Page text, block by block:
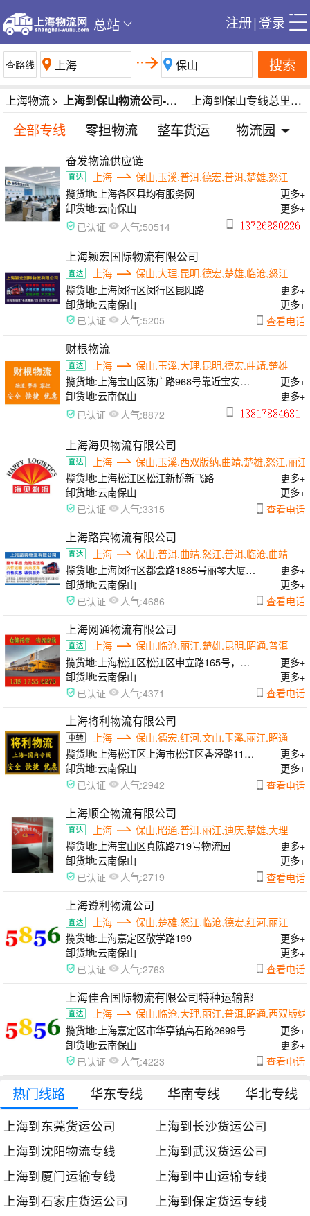
总站 注册|登录
搜索
上海到保山专线总里程2900公里
上海物流> 上海到保山物流公司-上海到保山货运公司-上海到保山专线运输公司
全部专线 零担物流 整车货运 物流园
奋发物流供应链
上海
保山,玉溪,普洱,德宏,普洱,楚雄,怒江
揽货地: 上海各区县均有服务网
更多+
卸货地:云南保山 更多+
已认证 人气:50514
上海颖宏国际物流有限公司
上海
保山,大理,昆明,德宏,楚雄,临沧,怒江
揽货地: 上海闵行区闵行区昆阳路
更多+
卸货地:云南保山 更多+
已认证 人气:5205 查看电话
财根物流
上海
保山,玉溪,大理,昆明,德宏,曲靖,楚雄
揽货地: 上海宝山区陈广路968号靠近宝安公
路
更多+
卸货地:云南保山 更多+
已认证 人气:8872
上海海贝物流有限公司
上海
保山,玉溪,西双版纳,曲靖,楚雄,怒江,丽江
揽货地: 上海松江区松江新桥新飞路
更多+
卸货地:云南保山 更多+
已认证 人气:3315 查看电话
上海路宾物流有限公司
上海
保山,普洱,曲靖,怒江,普洱,临沧,曲靖
揽货地: 上海闵行区都会路1885号丽琴大厦
508
更多+
卸货地:云南保山 更多+
已认证 人气:4686 查看电话
上海网通物流有限公司
上海
保山,临沧,丽江,楚雄,昆明,昭通,普洱
揽货地: 上海松江区松江区申立路165号，闵
行区曙光路168号，浦东区申江南路555号
更多+
卸货地:云南保山 更多+
已认证 人气:4371 查看电话
上海将利物流有限公司
上海
保山,德宏,红河,文山,玉溪,丽江,昭通
揽货地: 上海松江区上海市松江区香泾路115
号7幢
更多+
卸货地:云南保山 更多+
已认证 人气:2942 查看电话
上海顺全物流有限公司
上海
保山,昭通,普洱,丽江,迪庆,楚雄,大理
揽货地: 上海宝山区真陈路719号物流园
更多+
卸货地:云南保山 更多+
已认证 人气:2719 查看电话
上海遵利物流公司
上海
保山,楚雄,怒江,临沧,德宏,红河,丽江
揽货地: 上海嘉定区敬学路199
更多+
卸货地:云南保山 更多+
已认证 人气:2763 查看电话
上海佳合国际物流有限公司特种运输部
上海
保山,临沧,大理,丽江,普洱,昭通,西双版纳
揽货地: 上海嘉定区市华亭镇高石路2699号
更多+
卸货地:云南保山 更多+
已认证 人气:4223 查看电话
热门线路 华东专线 华南专线 华北专线
上海到东莞货运公司
上海到长沙货运公司
上海到沈阳物流专线
上海到武汉货运公司
上海到厦门运输专线
上海到中山运输专线
上海到石家庄货运公司
上海到保定货运专线